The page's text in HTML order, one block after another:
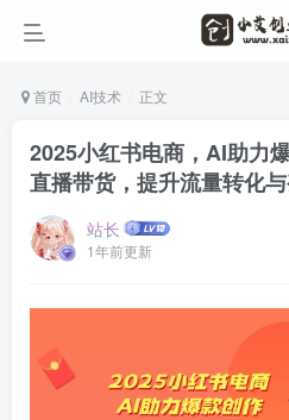
首页 AI技术 正文
2025小红书电商，AI助力
直播带货，提升流量转化
站长
1年前更新